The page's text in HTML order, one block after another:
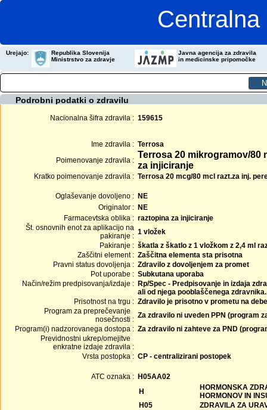
Urejajo:
Republika Slovenija
Ministrstvo za zdravje
Javna agencija za zdravila
in medicinske pripomočke
Podrobni podatki o zdravilu
Nacionalna šifra zdravila : 159615
Ime zdravila : Terrosa
Poimenovanje zdravila :
Terrosa 20 mikrogramov/80
za injiciranje
Kratko poimenovanje zdravila : Terrosa 20 mcg/80 mcl razt.za inj.
Oglaševanje dovoljeno : NE
Originator : NE
Farmacevtska oblika : raztopina za injiciranje
Št. osnovnih enot za aplikacijo na
pakiranje : 1 vložek
Pakiranje : škatla z škatlo z 1 vložkom z 2,4 ml
Zaščitni element : Zaščitna elementa sta prisotna
Pravni status dovoljenja : Zdravilo z dovoljenjem za promet
Pot uporabe : Subkutana uporaba
Način/režim predpisovanja/izdaje : Rp/Spec - Predpisovanje in izdaja
ali od njega pooblaščenega zdravnika.
Prisotnost na trgu : Zdravilo je prisotno v prometu na
Program za preprečevanje
nosečnosti : Za zdravilo ni uveden PPN (program
Program(i) nadzorovanega dostopa : Za zdravilo ni zahteve za PND
Previdnostni ukrep/omejitve
enkratne izdaje zdravila :
Vrsta postopka : CP - centralizirani postopek
ATC oznaka : H05AA02
H
HORMONSKA
HORMONOV IN
H05
ZDRAVILA ZA